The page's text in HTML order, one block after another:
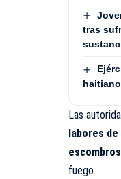
tras
Las
labores
escombros
fuego.